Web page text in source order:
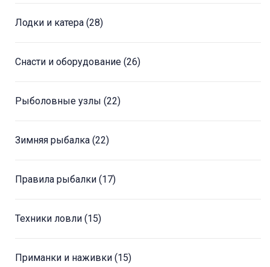
Лодки и катера (28)
Снасти и оборудование (26)
Рыболовные узлы (22)
Зимняя рыбалка (22)
Правила рыбалки (17)
Техники ловли (15)
Приманки и наживки (15)